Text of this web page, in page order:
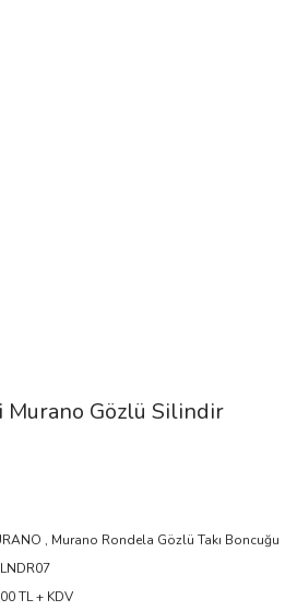
Murano Gözlü Silindir
, Murano Rondela Gözlü Takı Boncuğu
TL + KDV